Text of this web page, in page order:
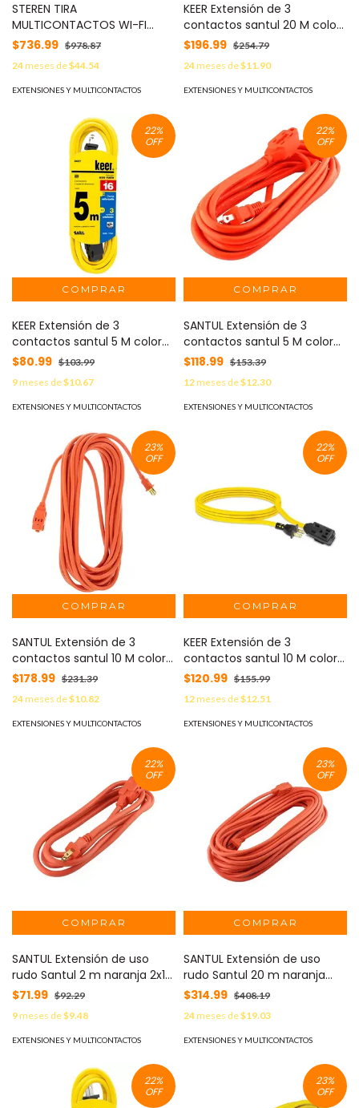
STEREN TIRA
MULTICONTACTOS WI-FI
MOD: SHOME-300
$736.99 $978.87
24meses de$44.54
EXTENSIONES Y MULTICONTACTOS
KEER Extensión de 3
contactos santul 20 M color
amarillo MOD: 2442
$196.99 $254.79
24meses de$11.90
EXTENSIONES Y MULTICONTACTOS
22%
OFF
KEER Extensión de 3
contactos santul 5 M color
amarillo MOD: 2437
$80.99 $103.99
9meses de$10.67
EXTENSIONES Y MULTICONTACTOS
22%
OFF
SANTUL Extensión de 3
contactos santul 5 M color
naranja, MOD: 2408
$118.99 $153.39
12meses de$12.30
EXTENSIONES Y MULTICONTACTOS
23%
OFF
SANTUL Extensión de 3
contactos santul 10 M color
naranja MOD: 2410
$178.99 $231.39
24meses de$10.82
EXTENSIONES Y MULTICONTACTOS
22%
OFF
KEER Extensión de 3
contactos santul 10 M color
amarillo MOD: 2440
$120.99 $155.99
12meses de$12.51
EXTENSIONES Y MULTICONTACTOS
22%
OFF
SANTUL Extensión de uso
rudo Santul 2 m naranja 2x16
AWG MOD: 2406
$71.99 $92.29
9meses de$9.48
EXTENSIONES Y MULTICONTACTOS
23%
OFF
SANTUL Extensión de uso
rudo Santul 20 m naranja
2x16 AWG MOD: 2412
$314.99 $408.19
24meses de$19.03
EXTENSIONES Y MULTICONTACTOS
22%
OFF
23%
OFF